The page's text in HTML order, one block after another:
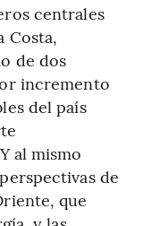
centrales
Costa,
de dos
incremento
del país
al mismo
de
que